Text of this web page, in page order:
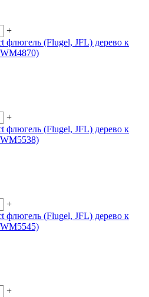
+
флюгель (Flugel, JFL) дерево к
+
флюгель (Flugel, JFL) дерево к
+
флюгель (Flugel, JFL) дерево к
+